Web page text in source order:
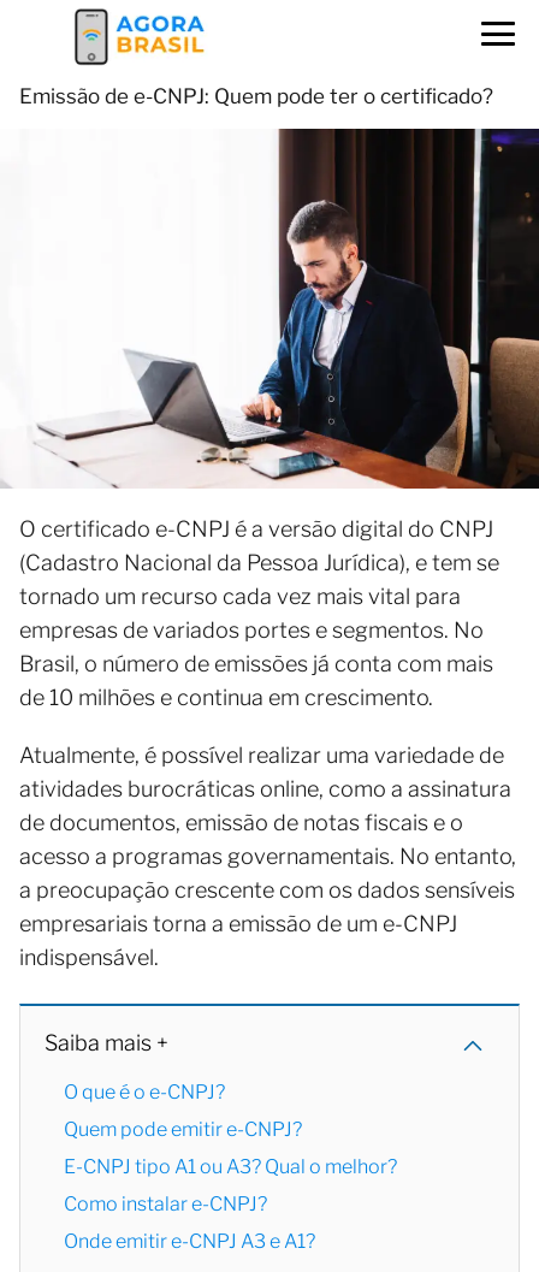
Emissão de e-CNPJ: Quem pode ter o certificado?
O certificado e-CNPJ é a versão digital do CNPJ
(Cadastro Nacional da Pessoa Jurídica), e tem se
tornado um recurso cada vez mais vital para
empresas de variados portes e segmentos. No
Brasil, o número de emissões já conta com mais
de 10 milhões e continua em crescimento.
Atualmente, é possível realizar uma variedade de
atividades burocráticas online, como a assinatura
de documentos, emissão de notas fiscais e o
acesso a programas governamentais. No entanto,
a preocupação crescente com os dados sensíveis
empresariais torna a emissão de um e-CNPJ
indispensável.
Saiba mais +
O que é o e-CNPJ?
Quem pode emitir e-CNPJ?
E-CNPJ tipo A1 ou A3? Qual o melhor?
Como instalar e-CNPJ?
Onde emitir e-CNPJ A3 e A1?